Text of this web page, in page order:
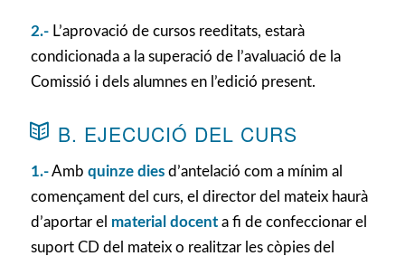
2.-L’aprovació de cursos reeditats, estarà
condicionada a la superació de l’avaluació de la
Comissió i dels alumnes en l’edició present.
B. EJECUCIÓ DEL CURS
1.-Amb quinze diesd’antelació com a mínim al
començament del curs, el director del mateix haurà
d’aportar el material docenta fi de confeccionar el
suport CD del mateix o realitzar les còpies del